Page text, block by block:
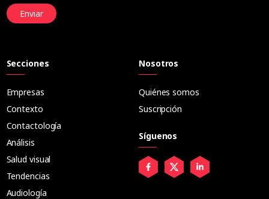
Enviar
Secciones
Empresas
Contexto
Contactología
Análisis
Salud visual
Tendencias
Audiología
Nosotros
Quiénes somos
Suscripción
Síguenos